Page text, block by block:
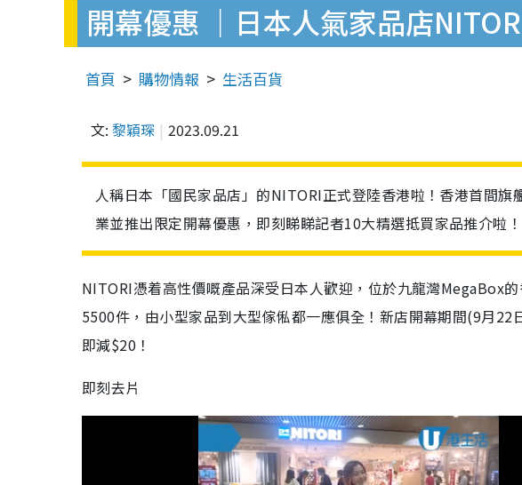
開幕優惠 ｜日本人氣家品店
首頁 購物情報 生活百貨
文: 黎穎琛 2023.09.21
人稱日本「國民家品店」的NITORI正式登陸香港啦！香港首間
業並推出限定開幕優惠，即刻睇睇記者10大精選抵買家品推介啦！
NITORI憑着高性價嘅產品深受日本人歡迎，位於九龍灣MegaBox
5500件，由小型家品到大型傢俬都一應俱全！ 新店開幕期間(9月22
即減$20！
即刻去片